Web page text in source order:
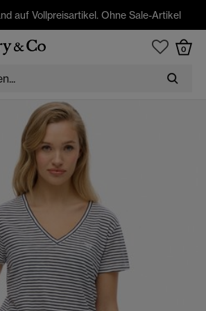
auf Vollpreisartikel. Ohne Sale-Artikel
0